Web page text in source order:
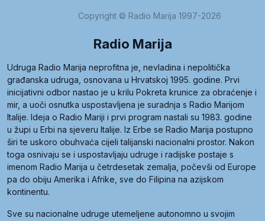
Copyright © Radio Marija 1997-2026
Radio Marija
Udruga Radio Marija neprofitna je, nevladina i nepolitička
građanska udruga, osnovana u Hrvatskoj 1995. godine. Prvi
inicijativni odbor nastao je u krilu Pokreta krunice za obraćenje i
mir, a uoči osnutka uspostavljena je suradnja s Radio Marijom
Italije. Ideja o Radio Mariji i prvi program nastali su 1983. godine
u župi u Erbi na sjeveru Italije. Iz Erbe se Radio Marija postupno
širi te uskoro obuhvaća cijeli talijanski nacionalni prostor. Nakon
toga osnivaju se i uspostavljaju udruge i radijske postaje s
imenom Radio Marija u četrdesetak zemalja, počevši od Europe
pa do obiju Amerika i Afrike, sve do Filipina na azijskom
kontinentu.
Sve su nacionalne udruge utemeljene autonomno u svojim